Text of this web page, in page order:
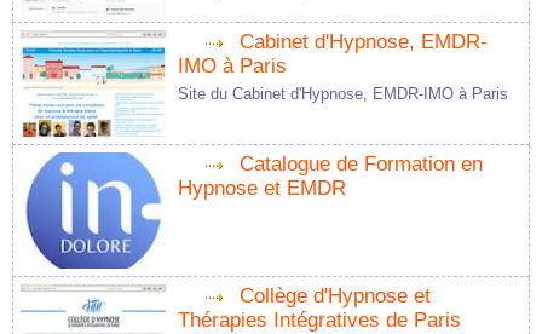
Cabinet d'Hypnose, EMDR-
IMO à Paris
Site du Cabinet d'Hypnose, EMDR-IMO à Paris
Catalogue de Formation en
Hypnose et EMDR
Collège d'Hypnose et
Thérapies Intégratives de Paris